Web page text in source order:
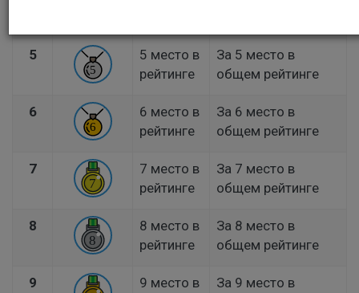
5
5 место в
рейтинге
За 5 место в
общем рейтинге
6
6 место в
рейтинге
За 6 место в
общем рейтинге
7
7 место в
рейтинге
За 7 место в
общем рейтинге
8
8 место в
рейтинге
За 8 место в
общем рейтинге
9
9 место в
За 9 место в